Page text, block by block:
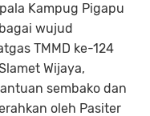
Kampug Pigapu
wujud
TMMD ke-124
Wijaya,
sembako dan
oleh Pasiter